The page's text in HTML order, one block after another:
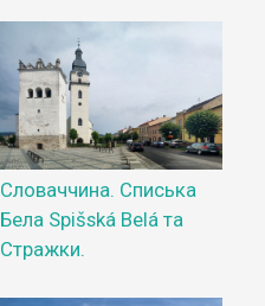
Словаччина. Списька
Бела Spišská Belá та
Стражки.